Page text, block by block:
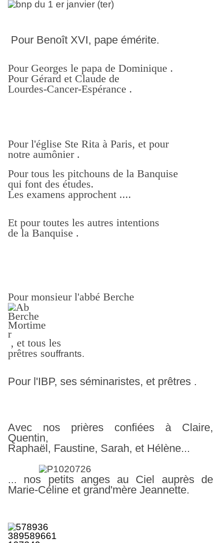
Pour Benoît XVI, pape émérite.
Pour Georges le papa de Dominique .
Pour Gérard et Claude de
Lourdes-Cancer-Espérance .
Pour l'église Ste Rita à Paris, et pour
notre aumônier .
Pour tous les pitchouns de la Banquise
qui font des études.
Les examens approchent ....
Et pour toutes les autres intentions
de la Banquise .
Pour monsieur l'abbé Berche
, et tous les
prêtres souffrants.
Pour l'IBP, ses séminaristes, et prêtres .
Avec nos prières confiées à Claire,
Quentin,
Raphaël, Faustine, Sarah, et Hélène...
... nos petits anges au Ciel auprès de
Marie-Céline et grand'mère Jeannette.